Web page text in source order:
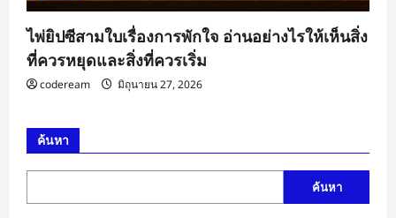
ไพ่ยิปซีสามใบเรื่องการพักใจ อ่านอย่างไรให้เห็นสิ่ง
ที่ควรหยุดและสิ่งที่ควรเริ่ม
codeream มิถุนายน 27, 2026
ค้นหา
ค้นหา